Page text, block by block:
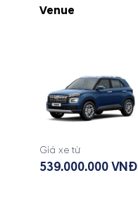
Venue
Giá xe từ
539.000.000 VNĐ